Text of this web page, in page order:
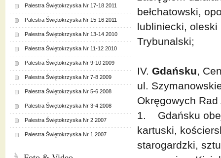
bełchatowski,
lubliniecki, oleski
Trybunalski;
IV. Gdańsku,
ul.
Okręgowych
1. Gdańsku
kartuski,
starogardzki,
Palestra Świętokrzyska Nr 17-18 2011
Palestra Świętokrzyska Nr 15-16 2011
Palestra Świętokrzyska Nr 13-14 2010
Palestra Świętokrzyska Nr 11-12 2010
Palestra Świętokrzyska Nr 9-10 2009
Palestra Świętokrzyska Nr 7-8 2009
Palestra Świętokrzyska Nr 5-6 2008
Palestra Świętokrzyska Nr 3-4 2008
Palestra Świętokrzyska Nr 2 2007
Palestra Świętokrzyska Nr 1 2007